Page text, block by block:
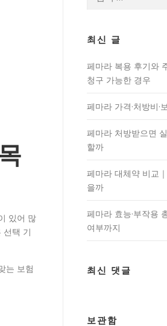
있어 많
선택 기
는 보험
최신 글
페마라 복용 후기와
청구 가능한 경우
페마라 가격·처방비·
페마라 처방받으면
할까
페마라 대체약 비교
을까
페마라 효능·부작용
여부까지
최신 댓글
보관함